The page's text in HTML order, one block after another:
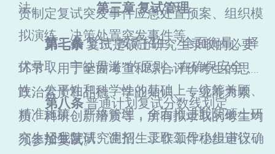
法。
第二条坚持“按需招生、全面衡量、择
优录取、宁缺毋滥”的原则，在确保安全
性、公平性和科学性的基础上，统筹兼顾、
精准施策、严格管理，全面推进我院硕士研
究生招生复试、调剂、录取工作稳步进行，
责制定复试突发事件应急处置预案、组织模
拟演练、决策处置突发事件等。
第三章复试管理
第七条复试是硕士研究生录取的必要
环节，用于全面考查和综合评价考生的思想
政治素质和品德、学业知识、专业能力素
质、科研创新潜质等，所有拟录取的考生均
须参加复试。
第八条普通计划复试分数线划定
经我院研究生招生工作领导小组审议确